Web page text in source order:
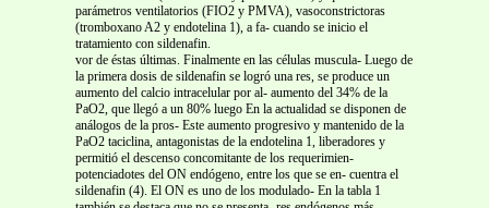
parámetros ventilatorios (FIO2 y PMVA), vasoconstrictoras
(tromboxano A2 y endotelina 1), a fa- cuando se inicio el
tratamiento con sildenafin.
vor de éstas últimas. Finalmente en las células muscula- Luego de
la primera dosis de sildenafin se logró una res, se produce un
aumento del calcio intracelular por al- aumento del 34% de la
PaO2, que llegó a un 80% luego En la actualidad se disponen de
análogos de la pros- Este aumento progresivo y mantenido de la
PaO2 taciclina, antagonistas de la endotelina 1, liberadores y
permitió el descenso concomitante de los requerimien-
potenciadotes del ON endógeno, entre los que se en- cuentra el
sildenafin (4). El ON es uno de los modulado- En la tabla 1